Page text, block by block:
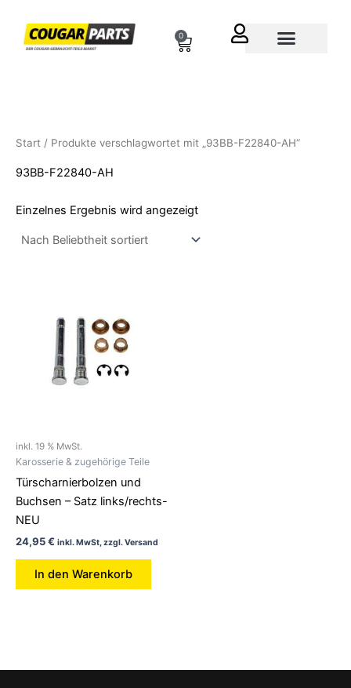
Inhalt
springen
0
Cart
Start / Produkte verschlagwortet mit „93BB-F22840-AH“
93BB-F22840-AH
Einzelnes Ergebnis wird angezeigt
inkl. 19 % MwSt.
Karosserie & zugehörige Teile
Türscharnierbolzen und
Buchsen – Satz links/rechts-
NEU
24,95€ inkl. MwSt, zzgl. Versand
In den Warenkorb